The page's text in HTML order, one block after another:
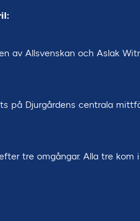
av Allsvenskan och Aslak
på Djurgårdens centrala
tre omgångar. Alla tre kom